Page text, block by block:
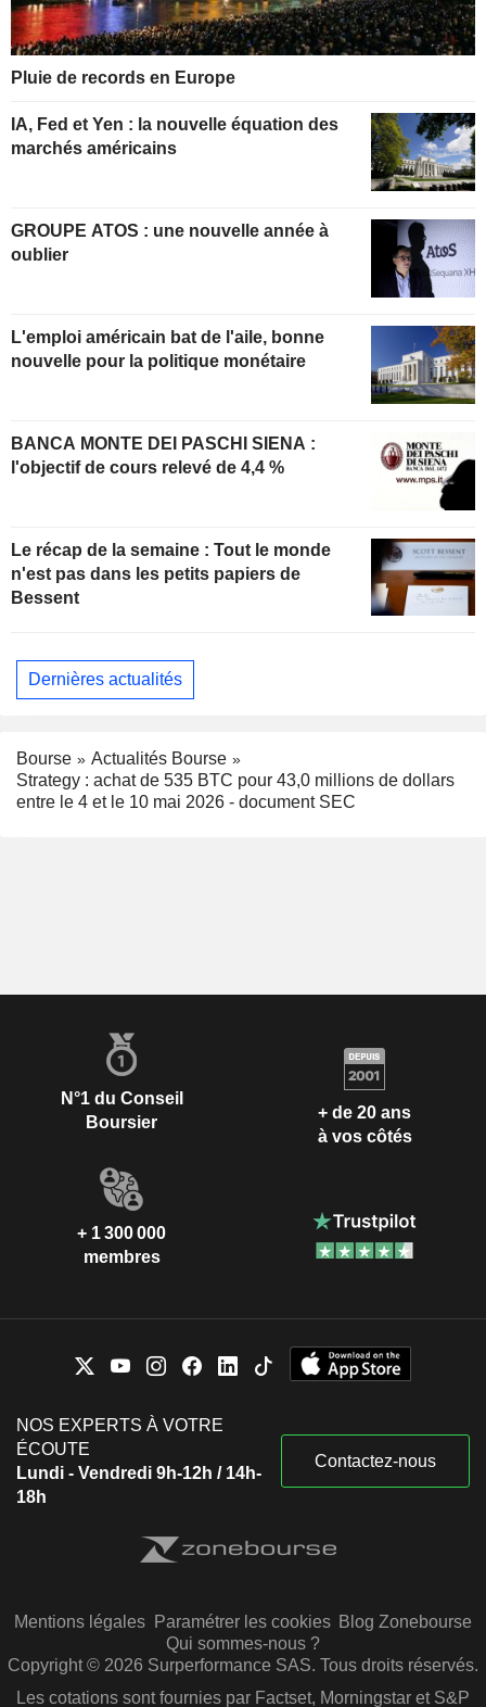
Pluie de records en Europe
IA, Fed et Yen : la nouvelle équation des
marchés américains
GROUPE ATOS : une nouvelle année à
oublier
L'emploi américain bat de l'aile, bonne
nouvelle pour la politique monétaire
BANCA MONTE DEI PASCHI SIENA :
l'objectif de cours relevé de 4,4 %
Le récap de la semaine : Tout le monde
n'est pas dans les petits papiers de
Bessent
Dernières actualités
Bourse
Actualités Bourse
Strategy : achat de 535 BTC pour 43,0 millions de dollars
entre le 4 et le 10 mai 2026 - document SEC
N°1 du Conseil
Boursier
+ de 20 ans
à vos côtés
+ 1 300 000
membres
NOS EXPERTS À VOTRE
ÉCOUTE
Lundi - Vendredi 9h-12h / 14h-
18h
Contactez-nous
Mentions légales Paramétrer les cookies Blog Zonebourse
Qui sommes-nous ?
Copyright © 2026 Surperformance SAS. Tous droits réservés.
Les cotations sont fournies par Factset, Morningstar et S&P